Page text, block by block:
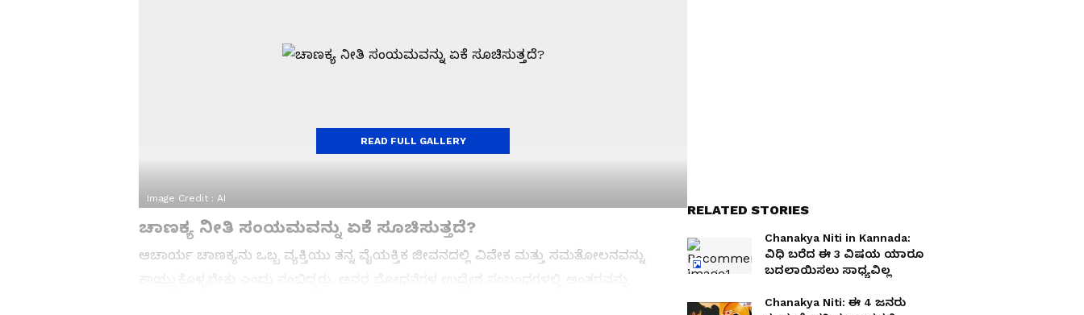
Image Credit : AI
ಚಾಣಕ್ಯ ನೀತಿ ಸಂಯಮವನ್ನು ಏಕೆ ಸೂಚಿಸುತ್ತದೆ?
ಆಚಾರ್ಯ ಚಾಣಕ್ಯನು ಒಬ್ಬ ವ್ಯಕ್ತಿಯು ತನ್ನ ವೈಯಕ್ತಿಕ ಜೀವನದಲ್ಲಿ ವಿವೇಕ ಮತ್ತು ಸಮತೋಲನವನ್ನು
ಕಾಯ್ದುಕೊಳ್ಳಬೇಕು ಎಂದು ನಂಬಿದ್ದರು. ಅವರ ಬೋಧನೆಗಳ ಉದ್ದೇಶ ಸಂಬಂಧಗಳಲ್ಲಿ ಅಂತರವನ್ನು
READ FULL GALLERY
RELATED STORIES
Chanakya Niti in Kannada:
ವಿಧಿ ಬರೆದ ಈ 3 ವಿಷಯ ಯಾರೂ
ಬದಲಾಯಿಸಲು ಸಾಧ್ಯವಿಲ್ಲ
Chanakya Niti: ಈ 4 ಜನರು